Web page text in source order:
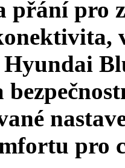
přání pro
Hyundai
pro